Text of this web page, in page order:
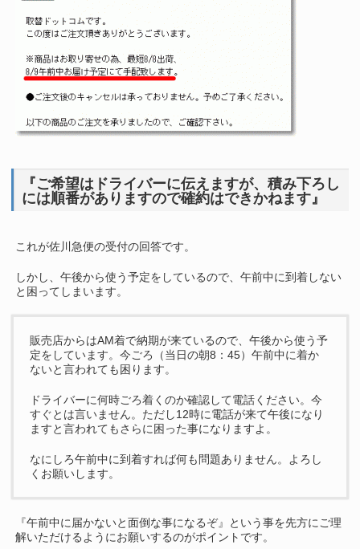
『ご希望はドライバーに伝えますが、積み下ろし
には順番がありますので確約はできかねます』
これが佐川急便の受付の回答です。
しかし、午後から使う予定をしているので、午前中に到着しない
と困ってしまいます。
販売店からはAM着で納期が来ているので、午後から使う予
定をしています。今ごろ（当日の朝8：45）午前中に着か
ないと言われても困ります。
ドライバーに何時ごろ着くのか確認して電話ください。今
すぐとは言いません。ただし12時に電話が来て午後になり
ますと言われてもさらに困った事になりますよ。
なにしろ午前中に到着すれば何も問題ありません。よろし
くお願いします。
『午前中に届かないと面倒な事になるぞ』という事を先方にご理
解いただけるようにお願いするのがポイントです。